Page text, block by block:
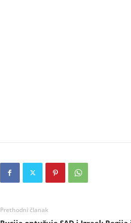
Prethodni članak